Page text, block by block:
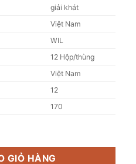
giải khát
Việt Nam
WIL
12 Hộp/thùng
Việt Nam
12
170
lượng
GIỎ HÀNG